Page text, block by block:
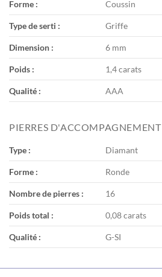
Forme : Coussin
Type de serti : Griffe
Dimension : 6 mm
Poids : 1,4 carats
Qualité : AAA
PIERRES D'ACCOMPAGNEMENT
Type : Diamant
Forme : Ronde
Nombre de pierres : 16
Poids total : 0,08 carats
Qualité : G-SI